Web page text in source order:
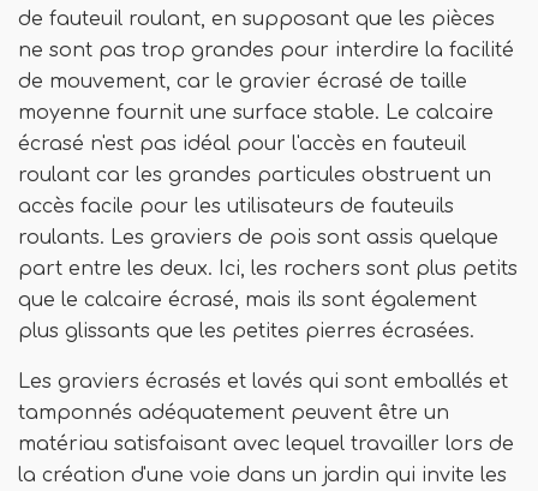
de fauteuil roulant, en supposant que les pièces
ne sont pas trop grandes pour interdire la facilité
de mouvement, car le gravier écrasé de taille
moyenne fournit une surface stable. Le calcaire
écrasé n'est pas idéal pour l'accès en fauteuil
roulant car les grandes particules obstruent un
accès facile pour les utilisateurs de fauteuils
roulants. Les graviers de pois sont assis quelque
part entre les deux. Ici, les rochers sont plus petits
que le calcaire écrasé, mais ils sont également
plus glissants que les petites pierres écrasées.
Les graviers écrasés et lavés qui sont emballés et
tamponnés adéquatement peuvent être un
matériau satisfaisant avec lequel travailler lors de
la création d'une voie dans un jardin qui invite les